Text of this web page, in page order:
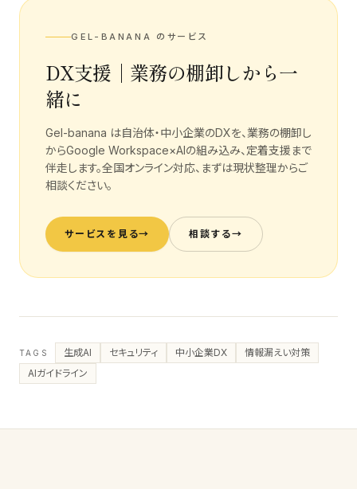
GEL-BANANA のサービス
DX支援｜業務の棚卸しから一
緒に
Gel-banana は自治体・中小企業のDXを、業務の棚卸し
からGoogle Workspace×AIの組み込み、定着支援まで
伴走します。全国オンライン対応、まずは現状整理からご
相談ください。
サービスを見る→ 相談する→
TAGS 生成AI セキュリティ 中小企業DX
情報漏えい対策
AIガイドライン